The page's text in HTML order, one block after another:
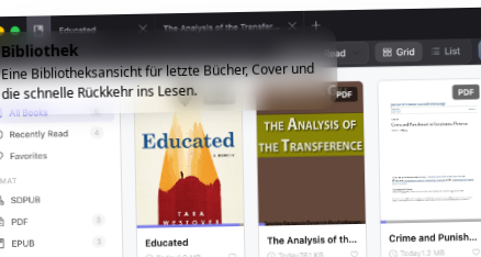
Bibliothek
Eine Bibliotheksansicht für letzte Bücher, Cover und
die schnelle Rückkehr ins Lesen.